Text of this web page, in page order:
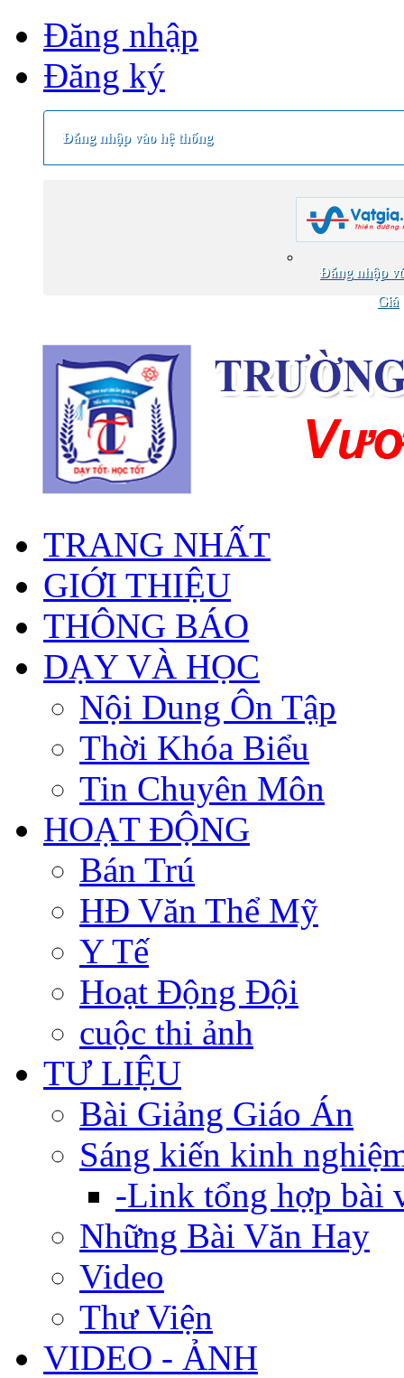
Đăng nhập
Đăng ký
Đăng nhập vào hệ thống
Đăng nhập
Giá
TRANG NHẤT
GIỚI THIỆU
THÔNG BÁO
DẠY VÀ HỌC
Nội Dung Ôn Tập
Thời Khóa Biểu
Tin Chuyên Môn
HOẠT ĐỘNG
Bán Trú
HĐ Văn Thể Mỹ
Y Tế
Hoạt Động Đội
cuộc thi ảnh
TƯ LIỆU
Bài Giảng Giáo Án
Sáng kiến kinh
-Link tổng hợp bài
Những Bài Văn Hay
Video
Thư Viện
VIDEO - ẢNH